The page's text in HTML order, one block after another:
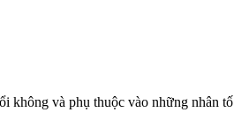
không và phụ thuộc vào những nhân